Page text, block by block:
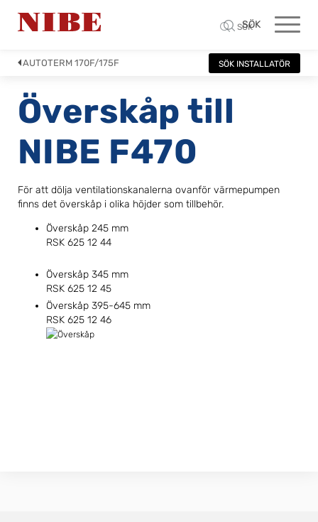
SÖK
SÖK
AUTOTERM 170F/175F SÖK INSTALLATÖR
Överskåp till
NIBE F470
För att dölja ventilationskanalerna ovanför värmepumpen
finns det överskåp i olika höjder som tillbehör.
Överskåp 245 mm
RSK 625 12 44
Överskåp 345 mm
RSK 625 12 45
Överskåp 395-645 mm
RSK 625 12 46